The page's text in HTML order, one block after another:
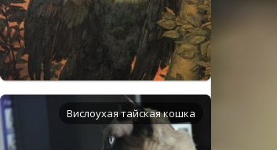
Вислоухая тайская кошка